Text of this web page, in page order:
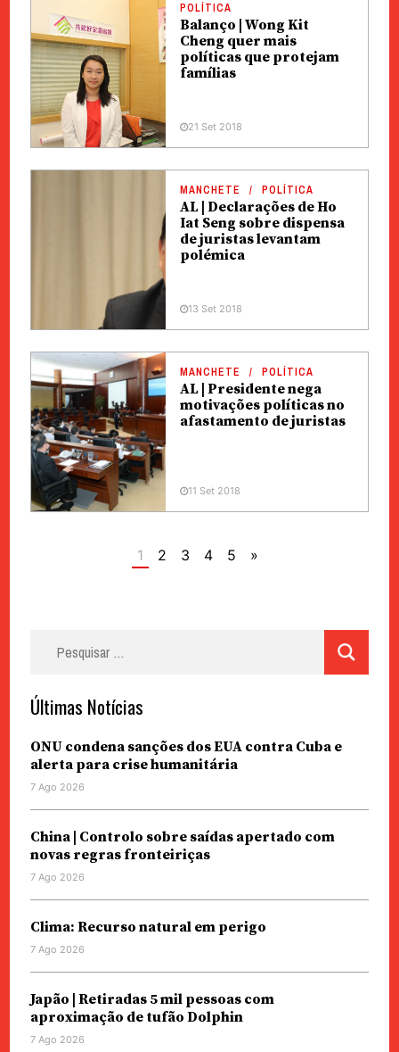
POLÍTICA
Balanço | Wong Kit
Cheng quer mais
políticas que protejam
famílias
21 Set 2018
MANCHETE POLÍTICA
AL | Declarações de Ho
Iat Seng sobre dispensa
de juristas levantam
polémica
13 Set 2018
MANCHETE POLÍTICA
AL | Presidente nega
motivações políticas no
afastamento de juristas
11 Set 2018
1 2 3 4 5 »
Últimas Notícias
ONU condena sanções dos EUA contra Cuba e
alerta para crise humanitária
7 Ago 2026
China | Controlo sobre saídas apertado com
novas regras fronteiriças
7 Ago 2026
Clima: Recurso natural em perigo
7 Ago 2026
Japão | Retiradas 5 mil pessoas com
aproximação de tufão Dolphin
7 Ago 2026